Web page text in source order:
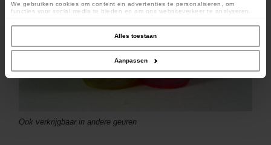
We gebruiken cookies om content en advertenties te personaliseren, om
functies voor social media te bieden en om ons websiteverkeer te analyseren.
social media, adverteren en analyse. Deze partners kunnen deze gegevens
combineren met andere informatie die u aan ze heeft verstrekt of die ze hebben
verzameld op basis van uw gebruik van hun services.
Alles toestaan
Aanpassen
Ook verkrijgbaar in andere geuren